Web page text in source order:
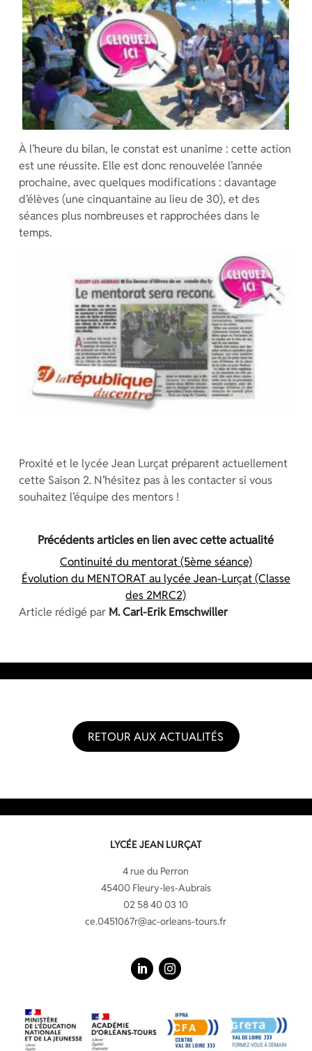
À l’heure du bilan, le constat est unanime : cette action
est une réussite. Elle est donc renouvelée l’année
prochaine, avec quelques modifications : davantage
d’élèves (une cinquantaine au lieu de 30), et des
séances plus nombreuses et rapprochées dans le
temps.
Proxité et le lycée Jean Lurçat préparent actuellement
cette Saison 2. N’hésitez pas à les contacter si vous
souhaitez l’équipe des mentors !
Précédents articles en lien avec cette actualité
Continuité du mentorat (5ème séance)
Évolution du MENTORAT au lycée Jean-Lurçat (Classe
des 2MRC2)
Article rédigé par M. Carl-Erik Emschwiller
RETOUR AUX ACTUALITÉS
LYCÉE JEAN LURÇAT
4 rue du Perron
45400 Fleury-les-Aubrais
02 58 40 03 10
ce.0451067r@ac-orleans-tours.fr